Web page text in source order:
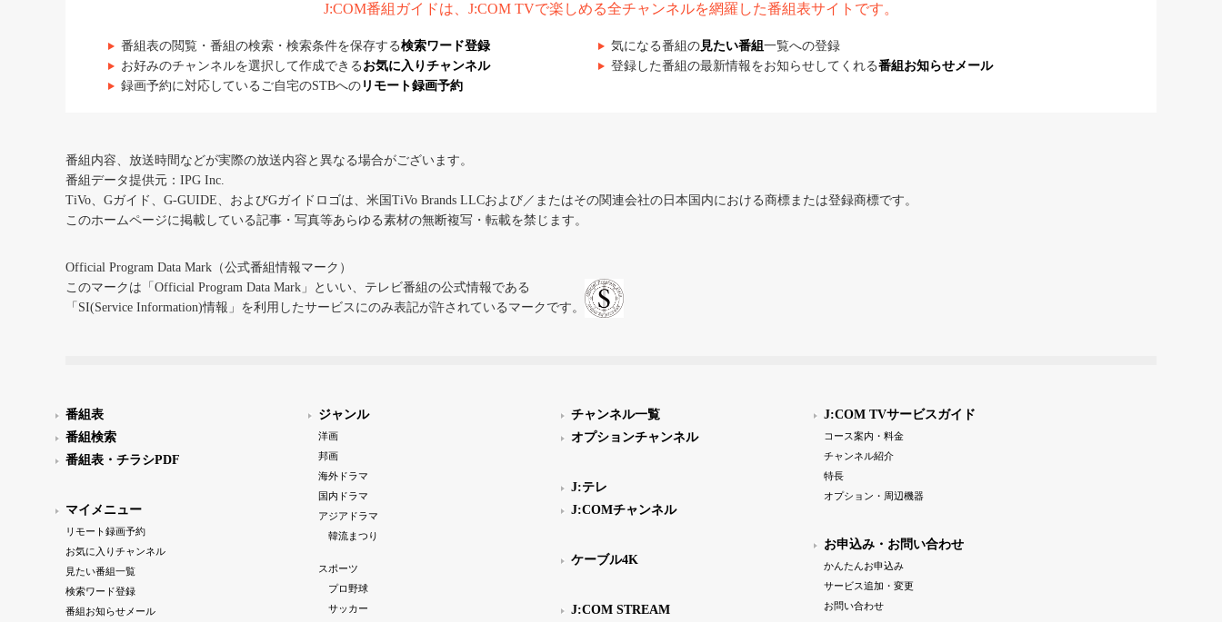
J:COM番組ガイドは、J:COM TVで楽しめる全チャンネルを網羅した番組表サイトです。
番組表の閲覧・番組の検索・検索条件を保存する検索ワード登録 気になる番組の見たい番組 一覧への登録
お好みのチャンネルを選択して作成できる お気に入りチャンネル 登録した番組の最新情報をお知らせしてくれる番組お知らせメール
録画予約に対応しているご自宅のSTBへの リモート録画予約
番組内容、放送時間などが実際の放送内容と異なる場合がございます。
番組データ提供元：IPG Inc.
TiVo、Gガイド、G-GUIDE、およびGガイドロゴは、米国TiVo Brands LLCおよび／またはその関連会社の日本国内における商標または登録商標です。
このホームページに掲載している記事・写真等あらゆる素材の無断複写・転載を禁じます。
Official Program Data Mark（公式番組情報マーク）
このマークは「Official Program Data Mark」といい、テレビ番組の公式情報である
「SI(Service Information)情報」を利用したサービスにのみ表記が許されているマークです。
番組表
番組検索
番組表・チラシPDF
マイメニュー
リモート録画予約
お気に入りチャンネル
見たい番組一覧
検索ワード登録
番組お知らせメール
ジャンル
洋画
邦画
海外ドラマ
国内ドラマ
アジアドラマ
韓流まつり
スポーツ
プロ野球
サッカー
チャンネル一覧
オプションチャンネル
J:テレ
J:COMチャンネル
ケーブル4K
J:COM STREAM
J:COM TVサービスガイド
コース案内・料金
チャンネル紹介
特長
オプション・周辺機器
お申込み・お問い合わせ
かんたんお申込み
サービス追加・変更
お問い合わせ